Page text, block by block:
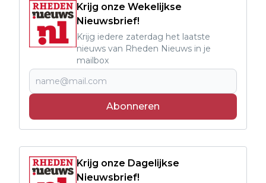
Krijg onze Wekelijkse
Nieuwsbrief!
Krijg iedere zaterdag het laatste
nieuws van Rheden Nieuws in je
mailbox
Abonneren
Krijg onze Dagelijkse
Nieuwsbrief!